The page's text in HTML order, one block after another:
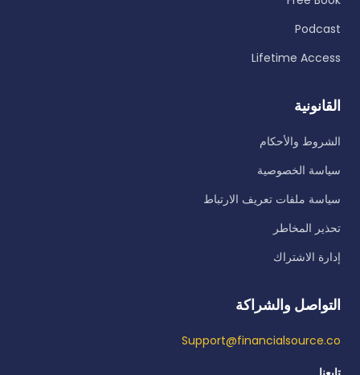
Podcast
Lifetime Access
القانونية
الشروط والأحكام
سياسة الخصوصية
سياسة ملفات تعريف الارتباط
تحذير المخاطر
إدارة الاشتراك
التواصل والشراكة
Support@financialsource.co